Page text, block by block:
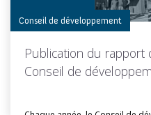
Conseil de développement
Publication du rapport
Conseil de